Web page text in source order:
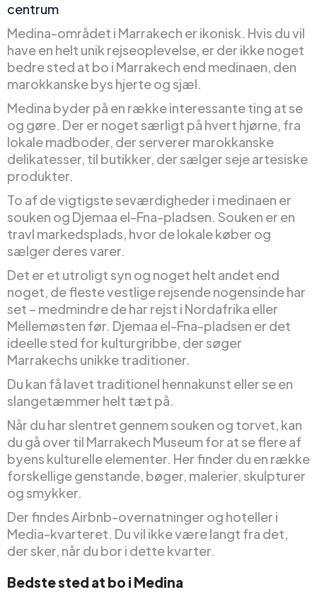
centrum
Medina-området i Marrakech er ikonisk. Hvis du vil
have en helt unik rejseoplevelse, er der ikke noget
bedre sted at bo i Marrakech end medinaen, den
marokkanske bys hjerte og sjæl.
Medina byder på en række interessante ting at se
og gøre. Der er noget særligt på hvert hjørne, fra
lokale madboder, der serverer marokkanske
delikatesser, til butikker, der sælger seje artesiske
produkter.
To af de vigtigste seværdigheder i medinaen er
souken og Djemaa el-Fna-pladsen. Souken er en
travl markedsplads, hvor de lokale køber og
sælger deres varer.
Det er et utroligt syn og noget helt andet end
noget, de fleste vestlige rejsende nogensinde har
set – medmindre de har rejst i Nordafrika eller
Mellemøsten før. Djemaa el-Fna-pladsen er det
ideelle sted for kulturgribbe, der søger
Marrakechs unikke traditioner.
Du kan få lavet traditionel hennakunst eller se en
slangetæmmer helt tæt på.
Når du har slentret gennem souken og torvet, kan
du gå over til Marrakech Museum for at se flere af
byens kulturelle elementer. Her finder du en række
forskellige genstande, bøger, malerier, skulpturer
og smykker.
Der findes Airbnb-overnatninger og hoteller i
Media-kvarteret. Du vil ikke være langt fra det,
der sker, når du bor i dette kvarter.
Bedste sted at bo i Medina